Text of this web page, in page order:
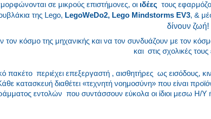
σε μικρούς επιστήμονες, οιιδέες τους
της Lego, LegoWeDo2, Lego Mindstorms EV3, &
δίνουν ζωή!
τον κόσμο της μηχανικής και να τον συνδυάζουν με τον
και στις σχολικές τους
πακέτο περιέχει επεξεργαστή , αισθητήρες ως εισόδους,
κατασκευή διαθέτει «τεχνητή νοημοσύνη» που είναι
εντολών που συντάσσουν εύκολα οι ίδιοι μεσω Η/Υ